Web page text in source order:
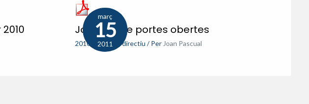
març
15
2011
Jornada de portes obertes
2010-11,Equip directiu / Per Joan Pascual